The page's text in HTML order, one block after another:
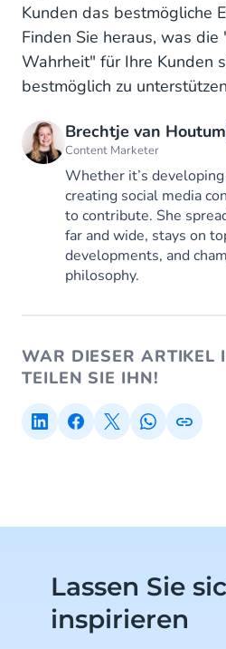
Kunden das bestmögliche
Finden Sie heraus, was
Wahrheit" für Ihre Kunden
bestmöglich zu
Brechtje van Houtum
Content Marketer
Whether it’s
creating social media
to contribute. She
far and wide, stays on
developments, and
philosophy.
WAR DIESER ARTIKEL
TEILEN SIE IHN!
Lassen Sie
inspirieren